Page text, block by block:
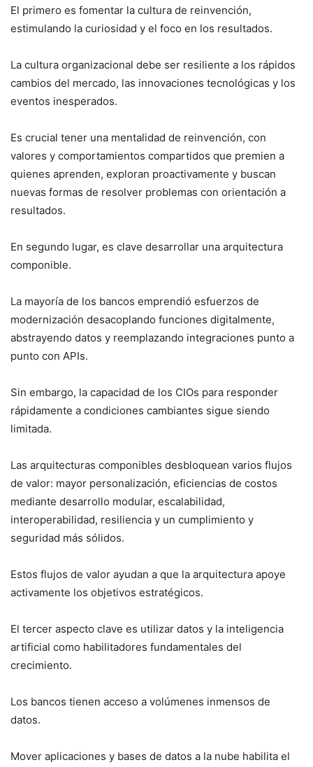
El primero es fomentar la cultura de reinvención,
estimulando la curiosidad y el foco en los resultados.
La cultura organizacional debe ser resiliente a los rápidos
cambios del mercado, las innovaciones tecnológicas y los
eventos inesperados.
Es crucial tener una mentalidad de reinvención, con
valores y comportamientos compartidos que premien a
quienes aprenden, exploran proactivamente y buscan
nuevas formas de resolver problemas con orientación a
resultados.
En segundo lugar, es clave desarrollar una arquitectura
componible.
La mayoría de los bancos emprendió esfuerzos de
modernización desacoplando funciones digitalmente,
abstrayendo datos y reemplazando integraciones punto a
punto con APIs.
Sin embargo, la capacidad de los CIOs para responder
rápidamente a condiciones cambiantes sigue siendo
limitada.
Las arquitecturas componibles desbloquean varios flujos
de valor: mayor personalización, eficiencias de costos
mediante desarrollo modular, escalabilidad,
interoperabilidad, resiliencia y un cumplimiento y
seguridad más sólidos.
Estos flujos de valor ayudan a que la arquitectura apoye
activamente los objetivos estratégicos.
El tercer aspecto clave es utilizar datos y la inteligencia
artificial como habilitadores fundamentales del
crecimiento.
Los bancos tienen acceso a volúmenes inmensos de
datos.
Mover aplicaciones y bases de datos a la nube habilita el